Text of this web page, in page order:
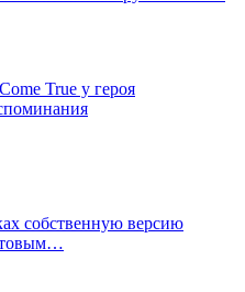
True у героя
собственную версию